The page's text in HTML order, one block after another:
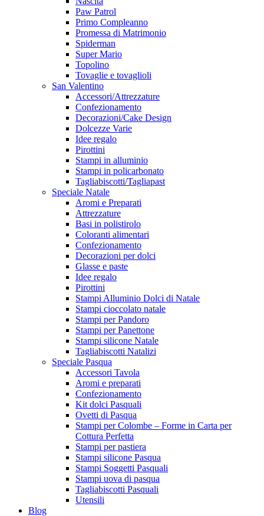
Paw Patrol
Primo Compleanno
Promessa di Matrimonio
Spiderman
Super Mario
Topolino
Tovaglie e tovaglioli
San Valentino
Accessori/Attrezzature
Confezionamento
Decorazioni/Cake Design
Dolcezze Varie
Idee regalo
Pirottini
Stampi in alluminio
Stampi in policarbonato
Tagliabiscotti/Tagliapast
Speciale Natale
Aromi e Preparati
Attrezzature
Basi in polistirolo
Coloranti alimentari
Confezionamento
Decorazioni per dolci
Glasse e paste
Idee regalo
Pirottini
Stampi Alluminio Dolci di Natale
Stampi cioccolato natale
Stampi per Pandoro
Stampi per Panettone
Stampi silicone Natale
Tagliabiscotti Natalizi
Speciale Pasqua
Accessori Tavola
Aromi e preparati
Confezionamento
Kit dolci Pasquali
Ovetti di Pasqua
Stampi per Colombe – Forme in Carta per
Cottura Perfetta
Stampi per pastiera
Stampi silicone Pasqua
Stampi Soggetti Pasquali
Stampi uova di pasqua
Tagliabiscotti Pasquali
Utensili
Blog